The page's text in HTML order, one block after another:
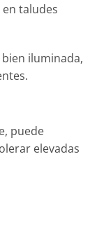
taludes
iluminada,
puede
elevadas